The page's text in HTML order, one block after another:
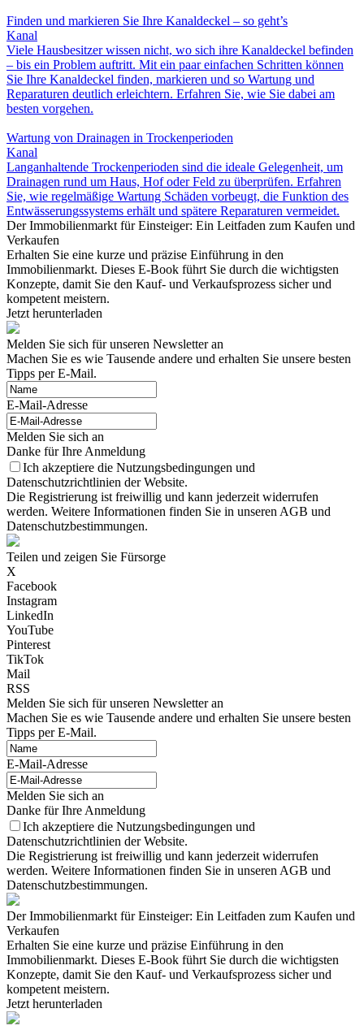
Finden und markieren Sie Ihre Kanaldeckel – so geht’s
Kanal
Viele Hausbesitzer wissen nicht, wo sich ihre Kanaldeckel befinden
– bis ein Problem auftritt. Mit ein paar einfachen Schritten können
Sie Ihre Kanaldeckel finden, markieren und so Wartung und
Reparaturen deutlich erleichtern. Erfahren Sie, wie Sie dabei am
besten vorgehen.
Wartung von Drainagen in Trockenperioden
Kanal
Langanhaltende Trockenperioden sind die ideale Gelegenheit, um
Drainagen rund um Haus, Hof oder Feld zu überprüfen. Erfahren
Sie, wie regelmäßige Wartung Schäden vorbeugt, die Funktion des
Entwässerungssystems erhält und spätere Reparaturen vermeidet.
Der Immobilienmarkt für Einsteiger: Ein Leitfaden zum Kaufen und
Verkaufen
Erhalten Sie eine kurze und präzise Einführung in den
Immobilienmarkt. Dieses E-Book führt Sie durch die wichtigsten
Konzepte, damit Sie den Kauf- und Verkaufsprozess sicher und
kompetent meistern.
Jetzt herunterladen
Melden Sie sich für unseren Newsletter an
Machen Sie es wie Tausende andere und erhalten Sie unsere besten
Tipps per E-Mail.
E-Mail-Adresse
Melden Sie sich an
Danke für Ihre Anmeldung
Ich akzeptiere die Nutzungsbedingungen und
Datenschutzrichtlinien der Website.
Die Registrierung ist freiwillig und kann jederzeit widerrufen
werden. Weitere Informationen finden Sie in unseren AGB und
Datenschutzbestimmungen.
Teilen und zeigen Sie Fürsorge
X
Facebook
Instagram
LinkedIn
YouTube
Pinterest
TikTok
Mail
RSS
Melden Sie sich für unseren Newsletter an
Machen Sie es wie Tausende andere und erhalten Sie unsere besten
Tipps per E-Mail.
E-Mail-Adresse
Melden Sie sich an
Danke für Ihre Anmeldung
Ich akzeptiere die Nutzungsbedingungen und
Datenschutzrichtlinien der Website.
Die Registrierung ist freiwillig und kann jederzeit widerrufen
werden. Weitere Informationen finden Sie in unseren AGB und
Datenschutzbestimmungen.
Der Immobilienmarkt für Einsteiger: Ein Leitfaden zum Kaufen und
Verkaufen
Erhalten Sie eine kurze und präzise Einführung in den
Immobilienmarkt. Dieses E-Book führt Sie durch die wichtigsten
Konzepte, damit Sie den Kauf- und Verkaufsprozess sicher und
kompetent meistern.
Jetzt herunterladen